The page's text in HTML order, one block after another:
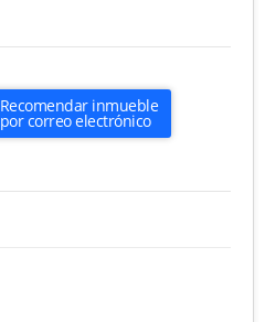
Recomendar inmueble
por correo electrónico